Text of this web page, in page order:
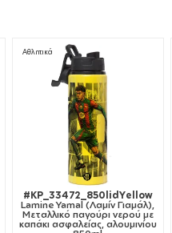
Αθλητικά
#KP_33472_850lidYellow
Lamine Yamal (Λαμίν Γιαμάλ),
Μεταλλικό παγούρι νερού με
καπάκι ασφαλείας, αλουμινίου